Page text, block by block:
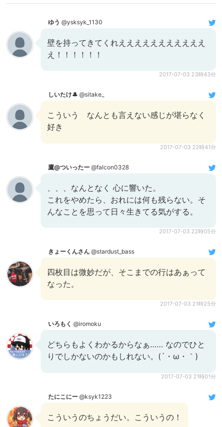
ゆう @ysksyk_1130
壁を持ってきてくれえええええええええええ
え！！！！！！
2017-07-03 23時43分
しいたけ🎩 @sitake_
こういう なんとも言えない感じが堪らなく
好き
2017-07-03 22時41分
鷹@ついったー @falcon0328
、、、なんとなく 心に響いた。
これをやめたら、おれには何も残らない。そ
んなことを思って日々生きてる気がする。
2017-07-03 22時05分
きょーくんさん @stardust_bass
四枚目は微妙だが、そこまでの行はあぁって
なった。
2017-07-03 21時25分
いろもく @iromoku
どちらもよくわかるからなぁ…… なのでひと
りでしかないのかもしれない。(´・ω・｀)
2017-07-03 21時01分
たにこにー @ksyk1223
こういうのちょうだい。こういうの！